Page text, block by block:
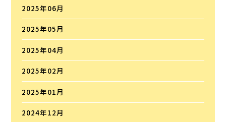
2025年06月
2025年05月
2025年04月
2025年02月
2025年01月
2024年12月